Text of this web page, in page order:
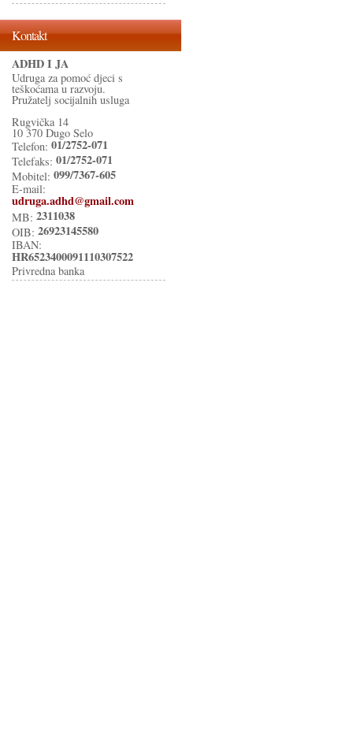
Kontakt
ADHD I JA
Udruga za pomoć djeci s
teškoćama u razvoju.
Pružatelj socijalnih usluga
Rugvička 14
10 370 Dugo Selo
Telefon: 01/2752-071
Telefaks: 01/2752-071
Mobitel: 099/7367-605
E-mail:
udruga.adhd@gmail.com
MB: 2311038
OIB: 26923145580
IBAN:
HR6523400091110307522
Privredna banka